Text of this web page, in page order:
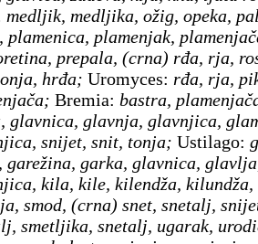
medljik, medljika, ožig, opeka,
plamenica, plamenjak,
prepala, (crna) rđa, rja,
hrđa; Uromyces: rđa, rja,
Bremia: bastra,
glavnica, glavnja, glavnjica,
snijet, snit, tonja; Ustilago:
garežina, garka, glavnica,
kila, kile, kilendža, kilundža,
smod, (crna) snet, snetalj,
smetljika, snetalj, ugarak,